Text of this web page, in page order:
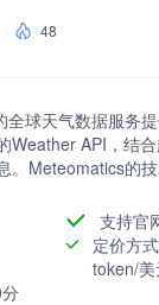
48
球天气数据服务
Weather API，结
。Meteomatics的
助用户更好地理
操作效率，并在多
支持官
定价方
token/